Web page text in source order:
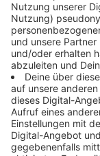
Seadi, Moiraine
Magierin hat
Streaming-
Anzeige